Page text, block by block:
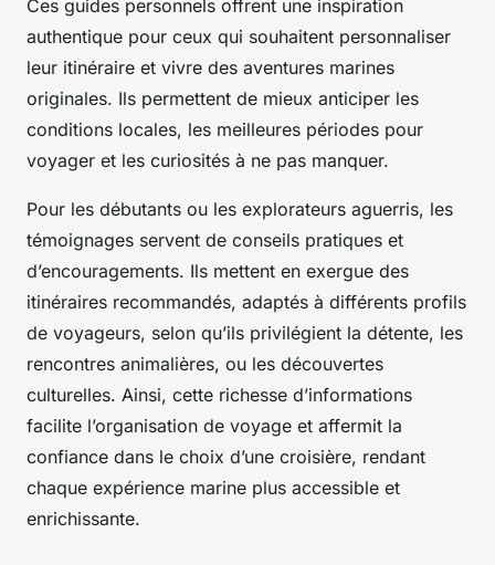
Ces guides personnels offrent une inspiration
authentique pour ceux qui souhaitent personnaliser
leur itinéraire et vivre des aventures marines
originales. Ils permettent de mieux anticiper les
conditions locales, les meilleures périodes pour
voyager et les curiosités à ne pas manquer.
Pour les débutants ou les explorateurs aguerris, les
témoignages servent de conseils pratiques et
d’encouragements. Ils mettent en exergue des
itinéraires recommandés, adaptés à différents profils
de voyageurs, selon qu’ils privilégient la détente, les
rencontres animalières, ou les découvertes
culturelles. Ainsi, cette richesse d’informations
facilite l’organisation de voyage et affermit la
confiance dans le choix d’une croisière, rendant
chaque expérience marine plus accessible et
enrichissante.